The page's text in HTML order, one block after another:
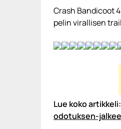
Crash Bandicoot
pelin virallisen
Lue koko artikkeli:
odotuksen-